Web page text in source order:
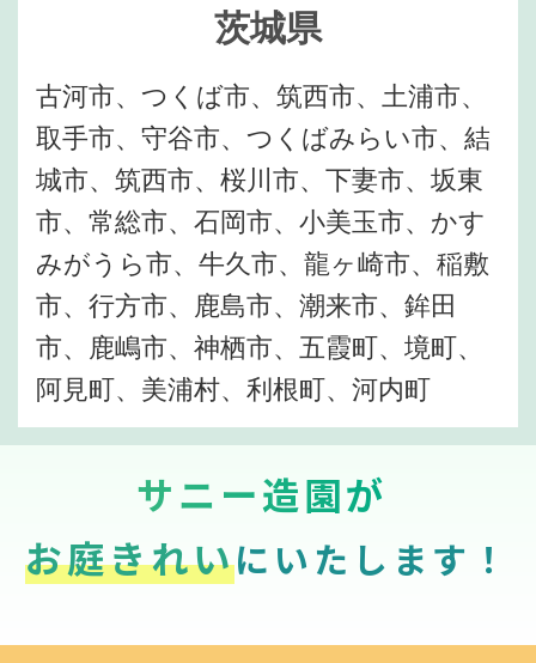
茨城県
古河市、つくば市、筑西市、土浦市、
取手市、守谷市、つくばみらい市、結
城市、筑西市、桜川市、下妻市、坂東
市、常総市、石岡市、小美玉市、かす
みがうら市、牛久市、龍ヶ崎市、稲敷
市、行方市、鹿島市、潮来市、鉾田
市、鹿嶋市、神栖市、五霞町、境町、
阿見町、美浦村、利根町、河内町
サニー造園が
お庭きれいにいたします！